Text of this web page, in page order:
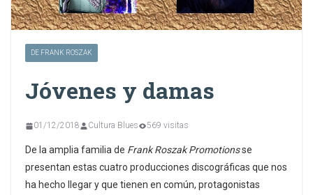
DE FRANK ROSZAK
Jóvenes y damas
01/12/2018 Cultura Blues 569 visitas
De la amplia familia de Frank Roszak Promotionsse
presentan estas cuatro producciones discográficas que nos
ha hecho llegar y que tienen en común, protagonistas